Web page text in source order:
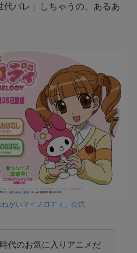
代バレ」しちゃうの、あるあ
がいマイメロディ」公式
代のお気に入りアニメだ